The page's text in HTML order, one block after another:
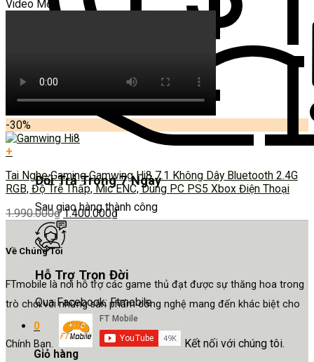
Đổi Trả Trong 7 Ngày
Sau giao hàng thành công
Hỗ Trợ Trọn Đời
Qua Facebook: Ftmobile
0
Giỏ hàng
Video Mới
-30%
+
Tai Nghe Gaming Gamwing Hi8 7.1 Không Dây Bluetooth 2.4G
RGB, Độ Trễ Thấp, Mic ENC, Dùng PC PS5 Xbox Điện Thoại
1.990.000₫ 1.400.000₫
Về Chúng Tôi
FTmobile là nơi hỗ trợ các game thủ đạt được sự thăng hoa trong
trò chơi với những sản phẩm công nghệ mang đến khác biệt cho
Chính Bạn. Kết nối với chúng tôi.